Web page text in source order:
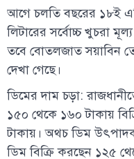
আগে চলতি বছরের ১৮ই
লিটারের সর্বোচ্চ খুচরা
তবে বোতলজাত সয়াবিন
দেখা গেছে।
ডিমের দাম চড়া:
১৫০ থেকে ১৬০ টাকায়
টাকায়। অথচ ডিম
ডিম বিক্রি করছেন ১২৫